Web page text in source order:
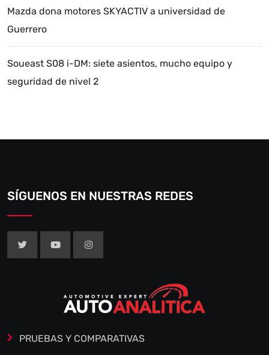
Mazda dona motores SKYACTIV a universidad de
Guerrero
Soueast S08 i-DM: siete asientos, mucho equipo y
seguridad de nivel 2
SÍGUENOS EN NUESTRAS REDES
PRUEBAS Y COMPARATIVAS